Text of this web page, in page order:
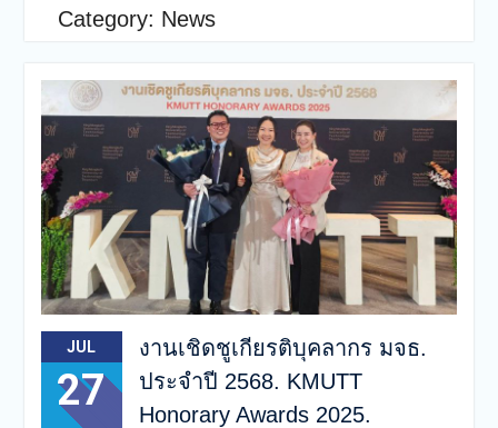
Category: News
JUL
27
งานเชิดชูเกียรติบุคลากร มจธ.
ประจำปี 2568. KMUTT
Honorary Awards 2025.